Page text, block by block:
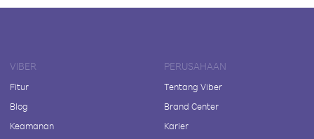
VIBER
Fitur
Blog
Keamanan
PERUSAHAAN
Tentang Viber
Brand Center
Karier